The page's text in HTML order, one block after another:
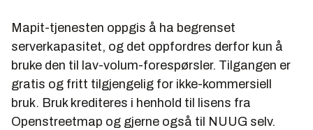
Mapit-tjenesten oppgis å ha begrenset
serverkapasitet, og det oppfordres derfor kun å
bruke den til lav-volum-forespørsler. Tilgangen er
gratis og fritt tilgjengelig for ikke-kommersiell
bruk. Bruk krediteres i henhold til lisens fra
Openstreetmap og gjerne også til NUUG selv.